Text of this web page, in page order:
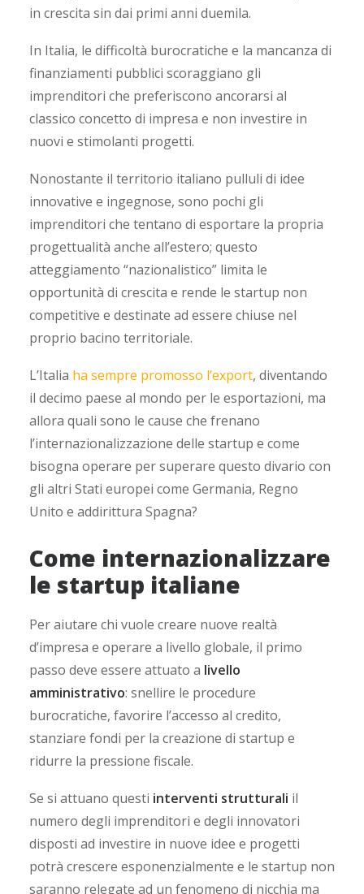
in crescita sin dai primi anni duemila.
In Italia, le difficoltà burocratiche e la mancanza di
finanziamenti pubblici scoraggiano gli
imprenditori che preferiscono ancorarsi al
classico concetto di impresa e non investire in
nuovi e stimolanti progetti.
Nonostante il territorio italiano pulluli di idee
innovative e ingegnose, sono pochi gli
imprenditori che tentano di esportare la propria
progettualità anche all’estero; questo
atteggiamento “nazionalistico” limita le
opportunità di crescita e rende le startup non
competitive e destinate ad essere chiuse nel
proprio bacino territoriale.
L’Italia ha sempre promosso l’export, diventando
il decimo paese al mondo per le esportazioni, ma
allora quali sono le cause che frenano
l’internazionalizzazione delle startup e come
bisogna operare per superare questo divario con
gli altri Stati europei come Germania, Regno
Unito e addirittura Spagna?
Come internazionalizzare
le startup italiane
Per aiutare chi vuole creare nuove realtà
d’impresa e operare a livello globale, il primo
passo deve essere attuato a livello
amministrativo: snellire le procedure
burocratiche, favorire l’accesso al credito,
stanziare fondi per la creazione di startup e
ridurre la pressione fiscale.
Se si attuano questi interventi strutturali il
numero degli imprenditori e degli innovatori
disposti ad investire in nuove idee e progetti
potrà crescere esponenzialmente e le startup non
saranno relegate ad un fenomeno di nicchia ma